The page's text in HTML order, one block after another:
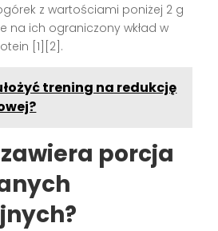
z wartościami poniżej 2 g
na ich ograniczony wkład w
[1][2].
trening na redukcję
porcja